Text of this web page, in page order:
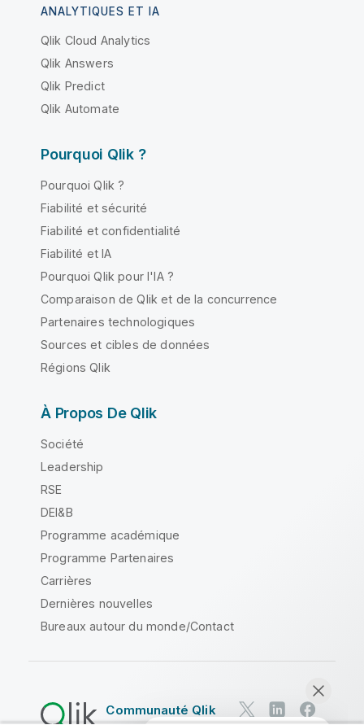
ANALYTIQUES ET IA
Qlik Cloud Analytics
Qlik Answers
Qlik Predict
Qlik Automate
Pourquoi Qlik ?
Pourquoi Qlik ?
Fiabilité et sécurité
Fiabilité et confidentialité
Fiabilité et IA
Pourquoi Qlik pour l'IA ?
Comparaison de Qlik et de la concurrence
Partenaires technologiques
Sources et cibles de données
Régions Qlik
À Propos De Qlik
Société
Leadership
RSE
DEI&B
Programme académique
Programme Partenaires
Carrières
Dernières nouvelles
Bureaux autour du monde/Contact
Communauté Qlik